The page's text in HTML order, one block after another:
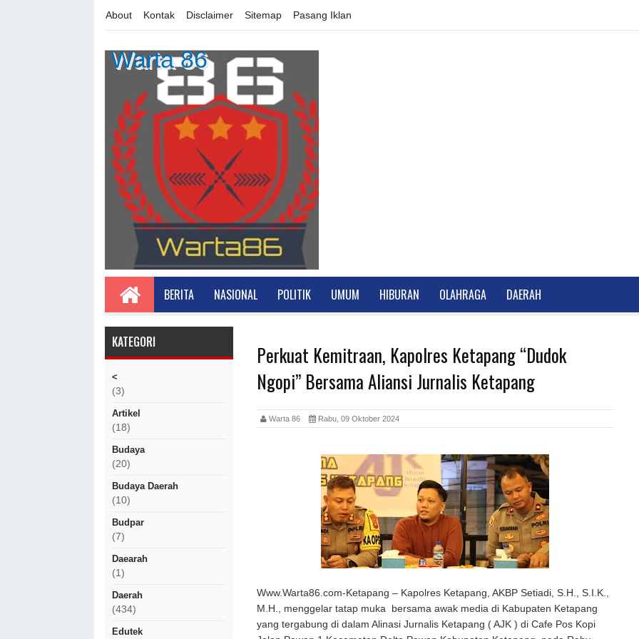
About Kontak Disclaimer Sitemap Pasang Iklan
Warta 86
BERITA NASIONAL POLITIK UMUM HIBURAN OLAHRAGA DAERAH
KATEGORI
<
(3)
Artikel
(18)
Budaya
(20)
Budaya Daerah
(10)
Budpar
(7)
Daearah
(1)
Daerah
(434)
Edutek
Perkuat Kemitraan, Kapolres Ketapang “Dudok
Ngopi” Bersama Aliansi Jurnalis Ketapang
Warta 86 Rabu, 09 Oktober 2024
Www.Warta86.com-Ketapang – Kapolres Ketapang, AKBP Setiadi, S.H., S.I.K.,
M.H., menggelar tatap muka bersama awak media di Kabupaten Ketapang
yang tergabung di dalam Alinasi Jurnalis Ketapang ( AJK ) di Cafe Pos Kopi